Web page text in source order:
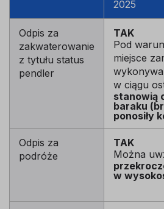
2025
Odpis za
zakwaterowanie
z tytułu status
pendler
TAK
Pod
miejsce
w ciągu
stanowią
baraku
ponosiły
Odpis za
podróże
TAK
Można
w